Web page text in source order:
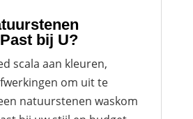
bij U?
scala aan kleuren,
om uit te
natuurstenen waskom